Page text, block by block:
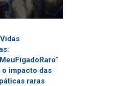
impacto das
raras